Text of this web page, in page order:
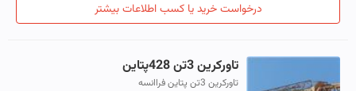
درخواست خرید یا کسب اطلاعات بیشتر
تاورکرین 3تن 428پتاین
تاورکرین 3تن پتاین فراانسه